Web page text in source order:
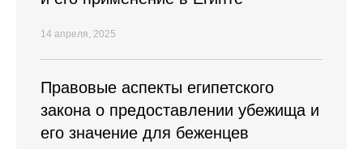
14 апреля, 2025
Правовые аспекты египетского
закона о предоставлении убежища и
его значение для беженцев